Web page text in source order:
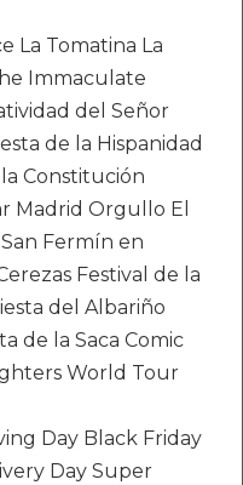
La Tomatina La
Immaculate
del Señor
de la Hispanidad
Constitución
Madrid Orgullo El
Fermín en
Festival de la
del Albariño
de la Saca Comic
World Tour
Day Black Friday
Day Super